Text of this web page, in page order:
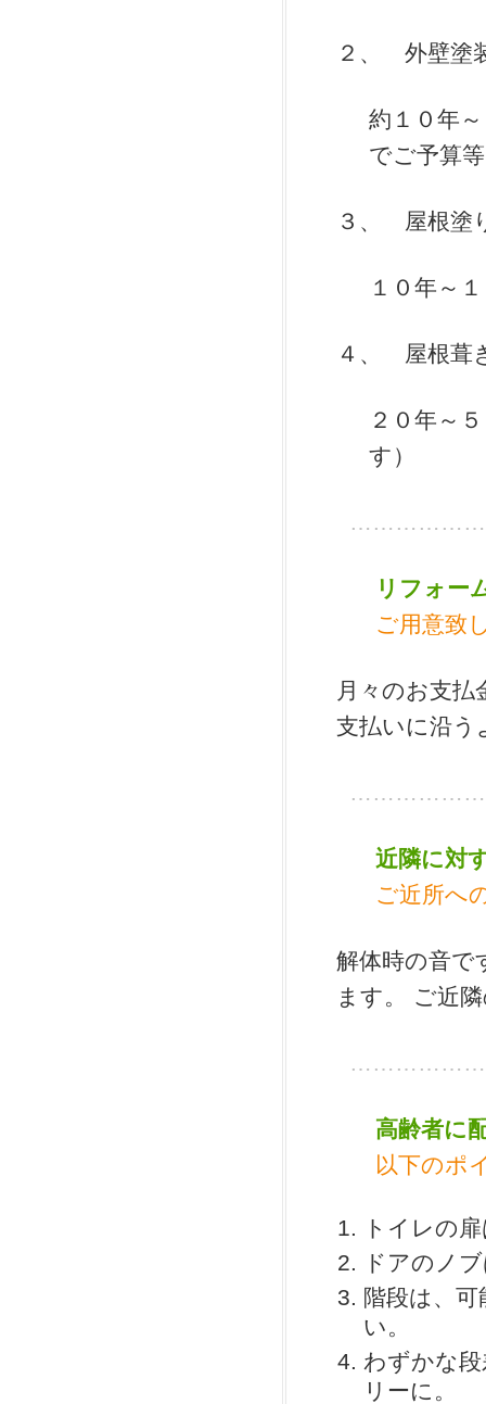
２、 外壁塗
約１０年
でご予算
３、 屋根塗
１０年～
４、 屋根葺
２０年～
す）
リフォー
ご用意致
月々のお支
支払いに沿う
近隣に対
ご近所へ
解体時の音で
ます。 ご近
高齢者に
以下のポ
トイレの
ドアのノ
階段は、
い。
わずかな
リーに。